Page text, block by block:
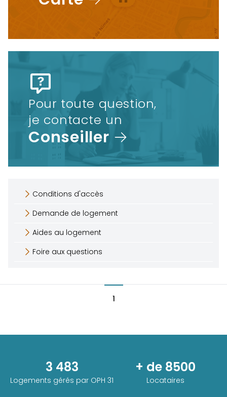
Pour toute question,
je contacte un
Conseiller
Conditions d'accès
Demande de logement
Aides au logement
Foire aux questions
1
3 483
Logements gérés par OPH 31
+ de 8500
Locataires